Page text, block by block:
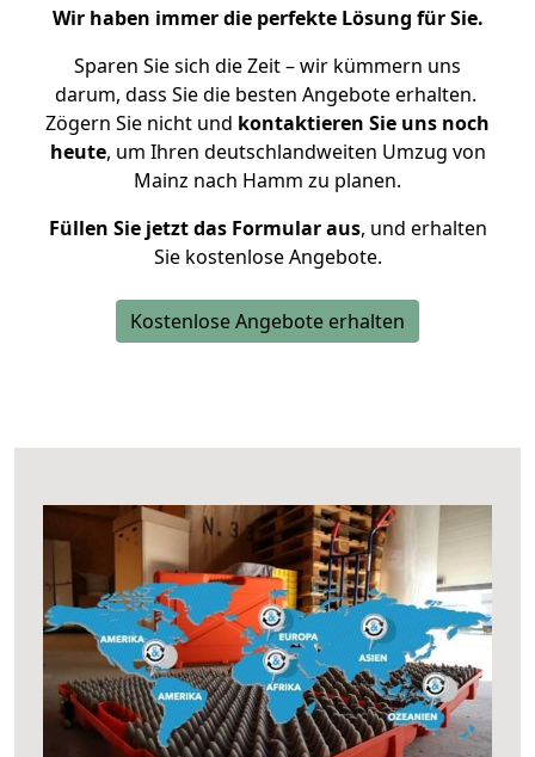
Wir haben immer die perfekte Lösung für Sie.
Sparen Sie sich die Zeit – wir kümmern uns
darum, dass Sie die besten Angebote erhalten.
Zögern Sie nicht und kontaktieren Sie uns noch
heute, um Ihren deutschlandweiten Umzug von
Mainz nach Hamm zu planen.
Füllen Sie jetzt das Formular aus, und erhalten
Sie kostenlose Angebote.
Kostenlose Angebote erhalten